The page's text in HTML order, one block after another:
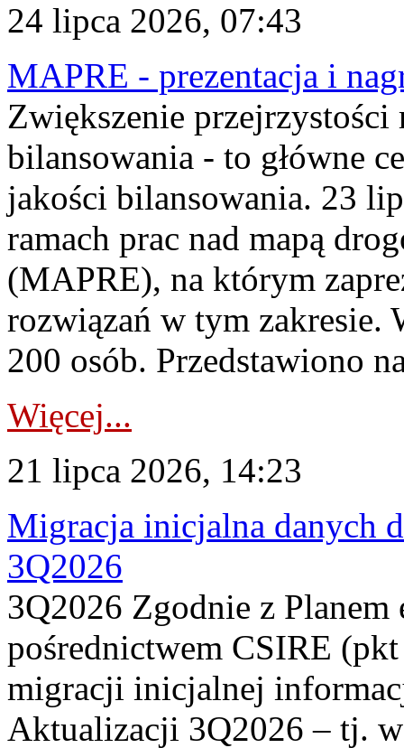
24 lipca 2026, 07:43
MAPRE - prezentacja i
Zwiększenie
bilansowania - to główne
jakości bilansowania. 23
ramach prac nad mapą
(MAPRE), na którym
rozwiązań w tym zakresie.
200 osób. Przedstawiono
Więcej...
21 lipca 2026, 14:23
Migracja inicjalna danych
3Q2026
3Q2026 Zgodnie z
pośrednictwem CSIRE
migracji inicjalnej
Aktualizacji 3Q2026 – tj.